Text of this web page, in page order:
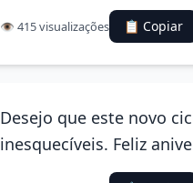
👁️ 415 visualizações 📋 Copiar
Desejo que este novo
inesquecíveis. Feliz